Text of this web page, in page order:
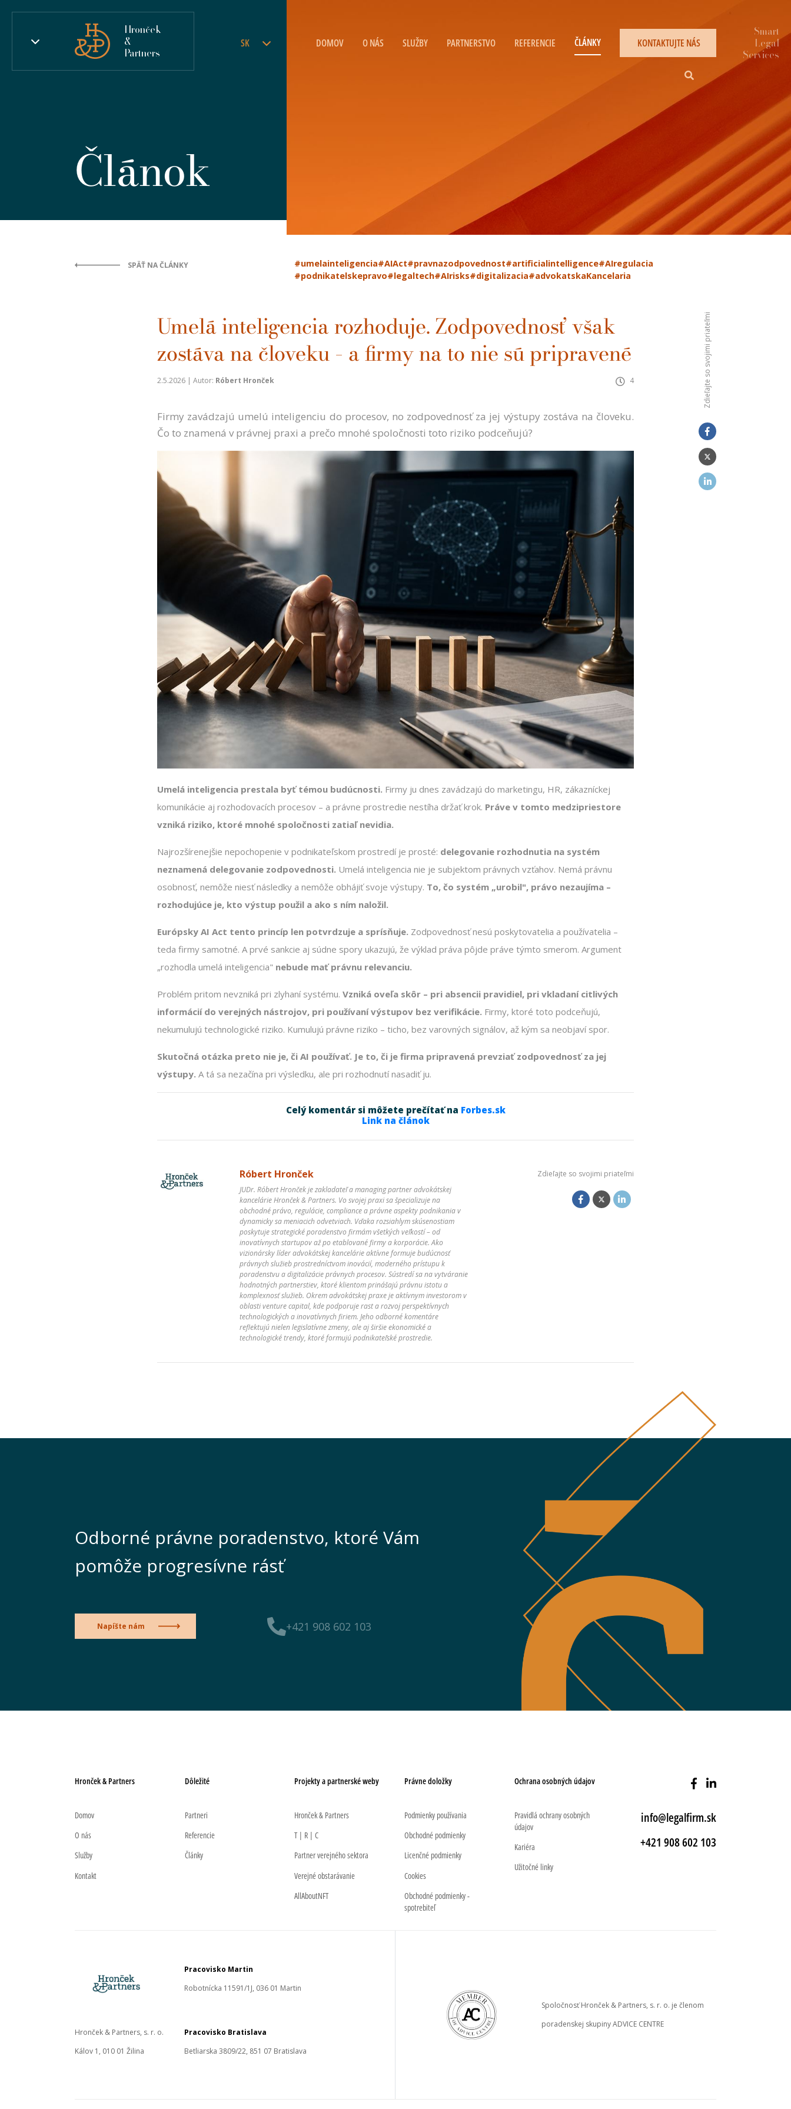
Hronček
&
Partners
SK DOMOV O NÁS SLUŽBY PARTNERSTVO REFERENCIE ČLÁNKY KONTAKTUJTE NÁS
Článok
SPÄŤ NA ČLÁNKY #umelainteligencia#AIAct#pravnazodpovednost#artificialintelligence#AIregulacia
#podnikatelskepravo#legaltech#AIrisks#digitalizacia#advokatskaKancelaria
Umelá inteligencia rozhoduje. Zodpovednosť však
zostáva na človeku – a firmy na to nie sú pripravené
2.5.2026 | Autor: Róbert Hronček 4
Firmy zavádzajú umelú inteligenciu do procesov, no zodpovednosť za jej výstupy zostáva na človeku.
Čo to znamená v právnej praxi a prečo mnohé spoločnosti toto riziko podceňujú?
Umelá inteligencia prestala byť témou budúcnosti. Firmy ju dnes zavádzajú do marketingu, HR, zákazníckej
komunikácie aj rozhodovacích procesov – a právne prostredie nestíha držať krok. Práve v tomto medzipriestore
vzniká riziko, ktoré mnohé spoločnosti zatiaľ nevidia.
Najrozšírenejšie nepochopenie v podnikateľskom prostredí je prosté: delegovanie rozhodnutia na systém
neznamená delegovanie zodpovednosti. Umelá inteligencia nie je subjektom právnych vzťahov. Nemá právnu
osobnosť, nemôže niesť následky a nemôže obhájiť svoje výstupy. To, čo systém „urobil", právo nezaujíma –
rozhodujúce je, kto výstup použil a ako s ním naložil.
Európsky AI Act tento princíp len potvrdzuje a sprísňuje. Zodpovednosť nesú poskytovatelia a používatelia –
teda firmy samotné. A prvé sankcie aj súdne spory ukazujú, že výklad práva pôjde práve týmto smerom. Argument
„rozhodla umelá inteligencia" nebude mať právnu relevanciu.
Problém pritom nevzniká pri zlyhaní systému. Vzniká oveľa skôr – pri absencii pravidiel, pri vkladaní citlivých
informácií do verejných nástrojov, pri používaní výstupov bez verifikácie. Firmy, ktoré toto podceňujú,
nekumulujú technologické riziko. Kumulujú právne riziko – ticho, bez varovných signálov, až kým sa neobjaví spor.
Skutočná otázka preto nie je, či AI používať. Je to, či je firma pripravená prevziať zodpovednosť za jej
výstupy. A tá sa nezačína pri výsledku, ale pri rozhodnutí nasadiť ju.
Celý komentár si môžete prečítať na Forbes.sk
Link na článok
Róbert Hronček
JUDr. Róbert Hronček je zakladateľ a managing partner advokátskej
kancelárie Hronček & Partners. Vo svojej praxi sa špecializuje na
obchodné právo, regulácie, compliance a právne aspekty podnikania v
dynamicky sa meniacich odvetviach. Vďaka rozsiahlym skúsenostiam
poskytuje strategické poradenstvo firmám všetkých veľkostí – od
inovatívnych startupov až po etablované firmy a korporácie. Ako
vizionársky líder advokátskej kancelárie aktívne formuje budúcnosť
právnych služieb prostredníctvom inovácií, moderného prístupu k
poradenstvu a digitalizácie právnych procesov. Sústredí sa na vytváranie
hodnotných partnerstiev, ktoré klientom prinášajú právnu istotu a
komplexnosť služieb. Okrem advokátskej praxe je aktívnym investorom v
oblasti venture capital, kde podporuje rast a rozvoj perspektívnych
technologických a inovatívnych firiem. Jeho odborné komentáre
reflektujú nielen legislatívne zmeny, ale aj širšie ekonomické a
technologické trendy, ktoré formujú podnikateľské prostredie.
Zdieľajte so svojimi priateľmi
Zdieľajte so svojimi priateľmi
Odborné právne poradenstvo, ktoré Vám
pomôže progresívne rásť
+421 908 602 103
Napíšte nám
Hronček & Partners
Domov
O nás
Služby
Kontakt
Dôležité
Partneri
Referencie
Články
Projekty a partnerské weby
Hronček & Partners
T | R | C
Partner verejného sektora
Verejné obstarávanie
AllAboutNFT
Právne doložky
Podmienky používania
Obchodné podmienky
Licenčné podmienky
Cookies
Obchodné podmienky -
spotrebiteľ
Ochrana osobných údajov
Pravidlá ochrany osobných
údajov
Kariéra
Užitočné linky
info@legalfirm.sk
+421 908 602 103
Pracovisko Martin
Robotnícka 11591/1J, 036 01 Martin
Hronček & Partners, s. r. o.
Kálov 1, 010 01 Žilina
Pracovisko Bratislava
Betliarska 3809/22, 851 07 Bratislava
Spoločnosť Hronček & Partners, s. r. o. je členom
poradenskej skupiny ADVICE CENTRE